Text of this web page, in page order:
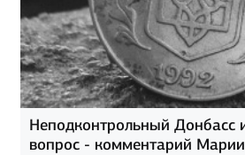
Неподконтрольный Донбасс
вопрос - комментарий